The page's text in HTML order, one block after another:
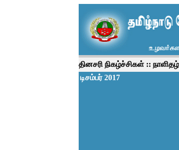
தினசரி நிகழ்ச்சிகள் ::
டிசம்பர் 2017